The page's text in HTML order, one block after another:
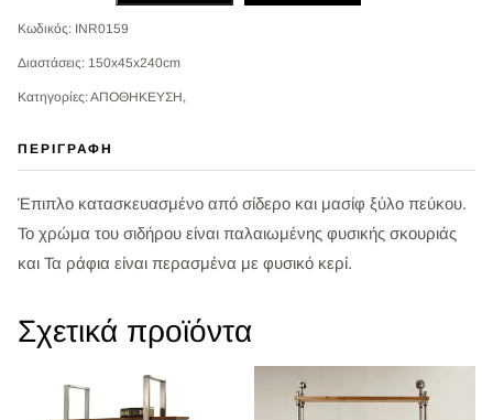
Κωδικός: INR0159
Διαστάσεις: 150x45x240cm
Κατηγορίες: ΑΠΟΘΗΚΕΥΣΗ,
ΠΕΡΙΓΡΑΦΉ
Έπιπλο κατασκευασμένο από σίδερο και μασίφ ξύλο πεύκου.
Το χρώμα του σιδήρου είναι παλαιωμένης φυσικής σκουριάς
και Τα ράφια είναι περασμένα με φυσικό κερί.
Σχετικά προϊόντα